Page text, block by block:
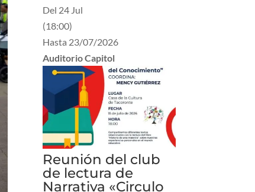
Del 24 Jul
(18:00)
Hasta 23/07/2026
Auditorio Capitol
Reunión del club
de lectura de
Narrativa «Circulo